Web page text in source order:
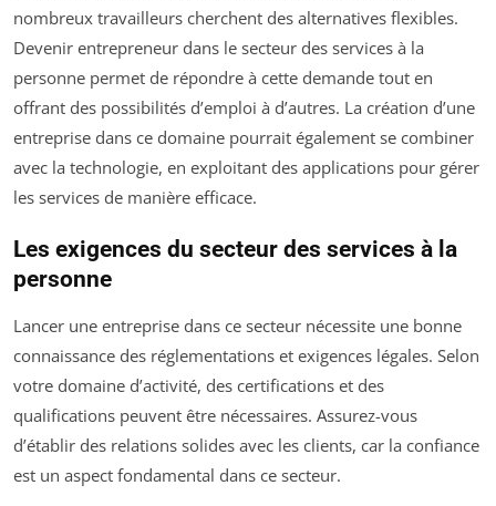
nombreux travailleurs cherchent des alternatives flexibles.
Devenir entrepreneur dans le secteur des services à la
personne permet de répondre à cette demande tout en
offrant des possibilités d’emploi à d’autres. La création d’une
entreprise dans ce domaine pourrait également se combiner
avec la technologie, en exploitant des applications pour gérer
les services de manière efficace.
Les exigences du secteur des services à la
personne
Lancer une entreprise dans ce secteur nécessite une bonne
connaissance des réglementations et exigences légales. Selon
votre domaine d’activité, des certifications et des
qualifications peuvent être nécessaires. Assurez-vous
d’établir des relations solides avec les clients, car la confiance
est un aspect fondamental dans ce secteur.